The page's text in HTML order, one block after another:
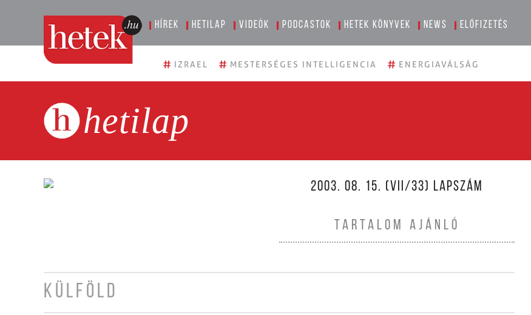
Hírek Hetilap Videók Podcastok Hetek könyvek News Előfizetés
# IZRAEL # MESTERSÉGES INTELLIGENCIA # ENERGIAVÁLSÁG
hetilap
2003. 08. 15. (VII/33) LAPSZÁM
TARTALOM AJÁNLÓ
KÜLFÖLD